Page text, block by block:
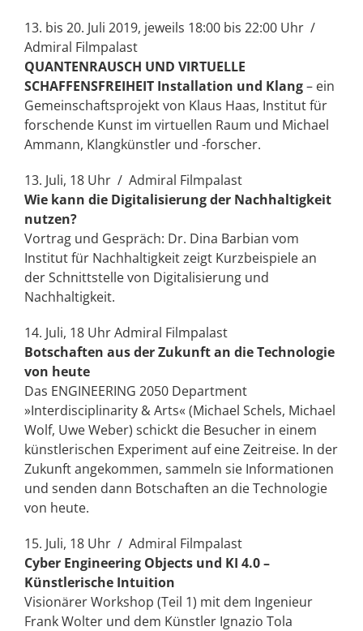
13. bis 20. Juli 2019, jeweils 18:00 bis 22:00 Uhr /
Admiral Filmpalast
QUANTENRAUSCH UND VIRTUELLE
SCHAFFENSFREIHEIT Installation und Klang– ein
Gemeinschaftsprojekt von Klaus Haas, Institut für
forschende Kunst im virtuellen Raum und Michael
Ammann, Klangkünstler und -forscher.
13. Juli, 18 Uhr / Admiral Filmpalast
Wie kann die Digitalisierung der Nachhaltigkeit
nutzen?
Vortrag und Gespräch: Dr. Dina Barbian vom
Institut für Nachhaltigkeit zeigt Kurzbeispiele an
der Schnittstelle von Digitalisierung und
Nachhaltigkeit.
14. Juli, 18 Uhr Admiral Filmpalast
Botschaften aus der Zukunft an die Technologie
von heute
Das ENGINEERING 2050 Department
»Interdisciplinarity & Arts« (Michael Schels, Michael
Wolf, Uwe Weber) schickt die Besucher in einem
künstlerischen Experiment auf eine Zeitreise. In der
Zukunft angekommen, sammeln sie Informationen
und senden dann Botschaften an die Technologie
von heute.
15. Juli, 18 Uhr / Admiral Filmpalast
Cyber Engineering Objects und KI 4.0 –
Künstlerische Intuition
Visionärer Workshop (Teil 1) mit dem Ingenieur
Frank Wolter und dem Künstler Ignazio Tola